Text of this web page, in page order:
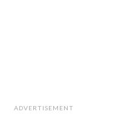
ADVERTISEMENT